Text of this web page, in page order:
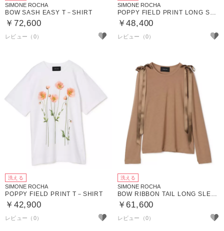
SIMONE ROCHA
BOW SASH EASY T－SHIRT
￥72,600
SIMONE ROCHA
POPPY FIELD PRINT LONG SLEEVE T－SHIRT
￥48,400
洗える
SIMONE ROCHA
POPPY FIELD PRINT T－SHIRT
￥42,900
洗える
SIMONE ROCHA
BOW RIBBON TAIL LONG SLEEVE T－SHIRT
￥61,600